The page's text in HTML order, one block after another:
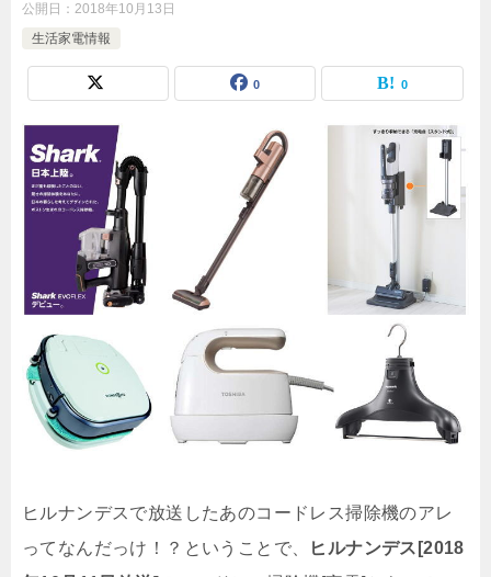
公開日： 2018年10月13日
生活家電情報
0 0
ヒルナンデスで放送したあのコードレス掃除機のアレ
ってなんだっけ！？ということで、
ヒルナンデス[2018